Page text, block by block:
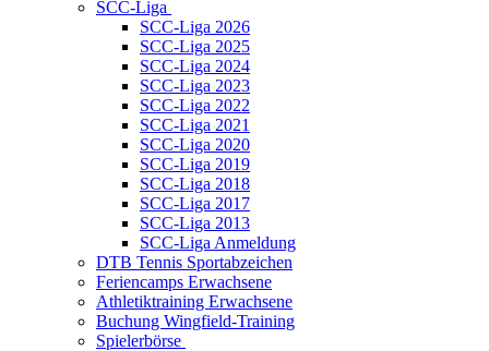
SCC-Liga
SCC-Liga 2026
SCC-Liga 2025
SCC-Liga 2024
SCC-Liga 2023
SCC-Liga 2022
SCC-Liga 2021
SCC-Liga 2020
SCC-Liga 2019
SCC-Liga 2018
SCC-Liga 2017
SCC-Liga 2013
SCC-Liga Anmeldung
DTB Tennis Sportabzeichen
Feriencamps Erwachsene
Athletiktraining Erwachsene
Buchung Wingfield-Training
Spielerbörse